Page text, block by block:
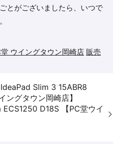
とがございましたら、いつで
ウイングタウン岡崎店 販売
Slim 3 15ABR8
グタウン岡崎店】
ECS1250 D18S 【PC堂ウイ